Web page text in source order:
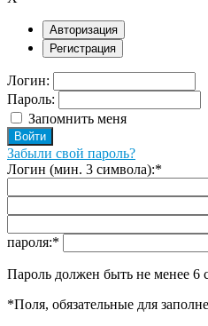
Авторизация
Регистрация
Логин:
Пароль:
Запомнить меня
Забыли свой пароль?
Логин (мин. 3 символа):*
пароля:*
Пароль должен быть не менее 6
*Поля, обязательные для